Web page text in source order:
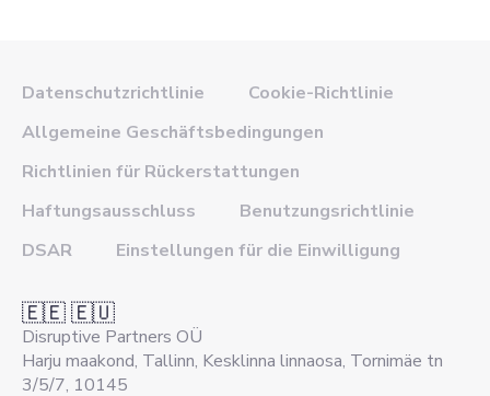
Datenschutzrichtlinie
Cookie-Richtlinie
Allgemeine Geschäftsbedingungen
Richtlinien für Rückerstattungen
Haftungsausschluss
Benutzungsrichtlinie
DSAR
Einstellungen für die Einwilligung
🇪🇪 🇪🇺
Disruptive Partners OÜ
Harju maakond, Tallinn, Kesklinna linnaosa, Tornimäe tn
3/5/7, 10145